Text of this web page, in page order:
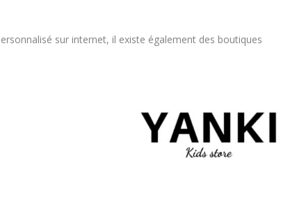
sur internet, il existe également des boutiques